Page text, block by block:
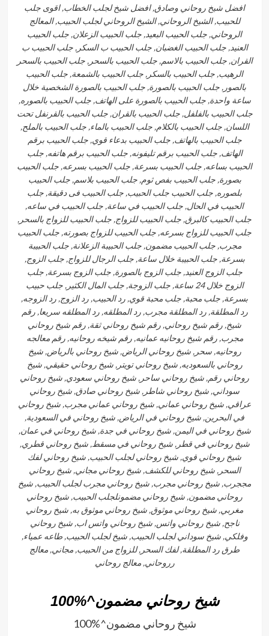
افضل شيخ روحاني وصادق, افضل شيخ لجلب الخطاب, اقوى جلب
للحبيب, الشيخ الروحاني, الشيخ الروحاني لجلب الحبيب, المعالج
الروحاني, جلب الحبيب البعيد, جلب الحبيب الزعلان, جلب الحبيب
العنيد, جلب الحبيب الغضبان, جلب الحبيب ب السكر, جلب الحبيب ب
القران, جلب الحبيب بالاسم, جلب الحبيب بالسحر, جلب الحبيب بالسحر
الرهيب, جلب الحبيب بالسكر, جلب الحبيب بالشمعة, جلب الحبيب
بالصور, جلب الحبيب بالصورة, جلب الحبيب بالصورة الشخصية خلال
ساعة واحدة, جلب الحبيب بالصورة على الهاتف, جلب الحبيب بالصوره,
جلب الحبيب بالفلفل, جلب الحبيب بالقران, جلب الحبيب بالقرنفل تحت
اللسان, جلب الحبيب بالكلام, جلب الحبيب بالماء, جلب الحبيب بالملح,
جلب الحبيب بالهاتف, جلب الحبيب بدعاء قوي, جلب الحبيب برقم
الهاتف, جلب الحبيب برقم تليفونه, جلب الحبيب برقم هاتفه, جلب
الحبيب بساعه, جلب الحبيب بسرعة, جلب الحبيب بسرعه, جلب الحبيب
بصورة, جلب الحبيب بفص ثوم, جلب الحبيب بلاسم, جلب الحبيب
بلصوره, جلب الحبيب جلب الحبيب, جلب الحبيب فى دقيقة, جلب
الحبيب في الحال, جلب الحبيب في ساعة, جلب الحبيب في ساعه,
جلب الحبيب كالبرق, جلب الحبيب للزواج, جلب الحبيب للزواج بالسحر,
جلب الحبيب للزواج بسرعه, جلب الحبيب للزواج بصورته, جلب الحبيب
مجرب, جلب الحبيب مضمون, جلب الحبيبة الزعلانة, جلب الحبيبة
بسرعة, جلب الحبيبة خلال ساعة, جلب الرجال للزواج, جلب الزوج,
جلب الزوج العنيد, جلب الزوج بالصورة, جلب الزوج بسرعة, جلب
الزوج خلال 24 ساعة, جلب الزوجة, جلب المال الكثير, جلب حبيب
بسرعة, جلب محبة, جلب محبة قوي, رد الحبيب, رد الزوج, رد الزوجه,
رد المطلقة, رد المطلقة مجرب, رد المطلقه, رد المطلقه سريعا, رقم
شيخ, رقم شيخ روحاني, رقم شيخ روحاني ثقة, رقم شيخ روحاني
مجرب, رقم شيخ روحانيه عمانيه, رقم شيخه روحانيه, رقم معالجه
روحانيه, سحر, شيخ روحاني الرياض, شيخ روحاني بالرياض, شيخ
روحاني بالسعوديه, شيخ روحاني تويتر, شيخ روحاني حقيقي, شيخ
روحاني رقم, شيخ روحاني ساحر, شيخ روحاني سعودي, شيخ روحاني
سوداني, شيخ روحاني شاطر, شيخ روحاني صادق, شيخ روحاني
عراقي, شيخ روحاني عماني, شيخ روحاني عماني مجرب, شيخ روحاني
في البحرين, شيخ روحاني في الرياض, شيخ روحاني في السعودية,
شيخ روحاني في اليمن, شيخ روحاني في جدة, شيخ روحاني في عمان,
شيخ روحاني في قطر, شيخ روحاني في مسقط, شيخ روحاني قطري,
شيخ روحاني قوي, شيخ روحاني لجلب الحبيب, شيخ روحاني لفك
السحر, شيخ روحاني للكشف, شيخ روحاني مجاني, شيخ روحاني
مججرب, شيخ روحاني مجرب, شيخ روحاني مجرب لجلب الحبيب, شيخ
روحاني مضمون, شيخ روحاني مضمونلجلب الحبيب, شيخ روحاني
مغربي, شيخ روحاني موثوق, شيخ روحاني موثوق به, شيخ روحاني
ناجح, شيخ روحاني واتس, شيخ روحاني واتس اب, شيخ روحاني
وفلكي, شيخ سوداني لجلب الحبيب, شيخ لجلب الحبيب, طاعه عمياء,
طرق رد المطلقة, لفك السحر, للزواج من الحبيب, مجاني, معالج
رروحاني, معالج روحاني
شيخ روحاني مضمون^%100
شيخ روحاني مضمون^%100